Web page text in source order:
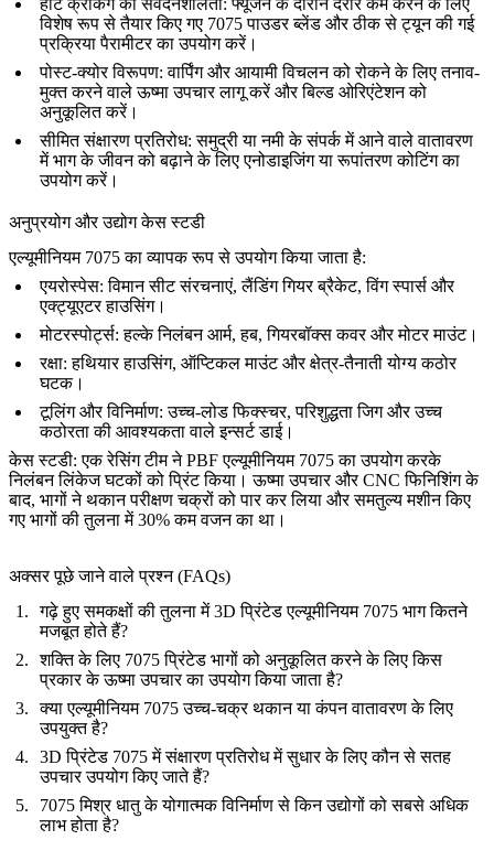
हॉट क्रैकिंग की संवेदनशीलता: फ्यूजन के दौरान दरारें कम करने के लिए
विशेष रूप से तैयार किए गए 7075 पाउडर ब्लेंड और ठीक से ट्यून की गई
प्रक्रिया पैरामीटर का उपयोग करें।
पोस्ट-क्योर विरूपण: वार्पिंग और आयामी विचलन को रोकने के लिए तनाव-
मुक्त करने वाले ऊष्मा उपचार लागू करें और बिल्ड ओरिएंटेशन को
अनुकूलित करें।
सीमित संक्षारण प्रतिरोध: समुद्री या नमी के संपर्क में आने वाले वातावरण
में भाग के जीवन को बढ़ाने के लिए एनोडाइजिंग या रूपांतरण कोटिंग का
उपयोग करें।
अनुप्रयोग और उद्योग केस स्टडी
एल्यूमीनियम 7075 का व्यापक रूप से उपयोग किया जाता है:
एयरोस्पेस: विमान सीट संरचनाएं, लैंडिंग गियर ब्रैकेट, विंग स्पार्स और
एक्ट्यूएटर हाउसिंग।
मोटरस्पोर्ट्स: हल्के निलंबन आर्म, हब, गियरबॉक्स कवर और मोटर माउंट।
रक्षा: हथियार हाउसिंग, ऑप्टिकल माउंट और क्षेत्र-तैनाती योग्य कठोर
घटक।
टूलिंग और विनिर्माण: उच्च-लोड फिक्स्चर, परिशुद्धता जिग और उच्च
कठोरता की आवश्यकता वाले इन्सर्ट डाई।
केस स्टडी: एक रेसिंग टीम ने PBF एल्यूमीनियम 7075 का उपयोग करके
निलंबन लिंकेज घटकों को प्रिंट किया। ऊष्मा उपचार और CNC फिनिशिंग के
बाद, भागों ने थकान परीक्षण चक्रों को पार कर लिया और समतुल्य मशीन किए
गए भागों की तुलना में 30% कम वजन का था।
अक्सर पूछे जाने वाले प्रश्न (FAQs)
गढ़े हुए समकक्षों की तुलना में 3D प्रिंटेड एल्यूमीनियम 7075 भाग कितने
मजबूत होते हैं?
शक्ति के लिए 7075 प्रिंटेड भागों को अनुकूलित करने के लिए किस
प्रकार के ऊष्मा उपचार का उपयोग किया जाता है?
क्या एल्यूमीनियम 7075 उच्च-चक्र थकान या कंपन वातावरण के लिए
उपयुक्त है?
3D प्रिंटेड 7075 में संक्षारण प्रतिरोध में सुधार के लिए कौन से सतह
उपचार उपयोग किए जाते हैं?
7075 मिश्र धातु के योगात्मक विनिर्माण से किन उद्योगों को सबसे अधिक
लाभ होता है?